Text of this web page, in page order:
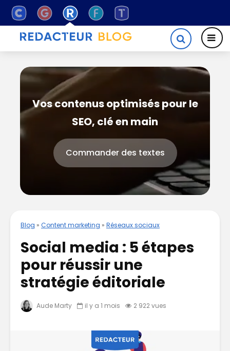
Vos contenus optimisés pour le
SEO, clé en main
Commander des textes
Blog » Content marketing » Réseaux sociaux
Social media : 5 étapes
pour réussir une
stratégie éditoriale
Aude Marty il y a 1 mois 2 922 vues